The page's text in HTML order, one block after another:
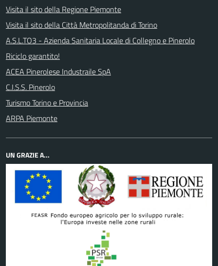
Visita il sito della Regione Piemonte
Visita il sito della Città Metropolitanda di Torino
A.S.L.TO3 - Azienda Sanitaria Locale di Collegno e Pinerolo
Riciclo garantito!
ACEA Pinerolese Industraile SpA
C.I.S.S. Pinerolo
Turismo Torino e Provincia
ARPA Piemonte
UN GRAZIE A...